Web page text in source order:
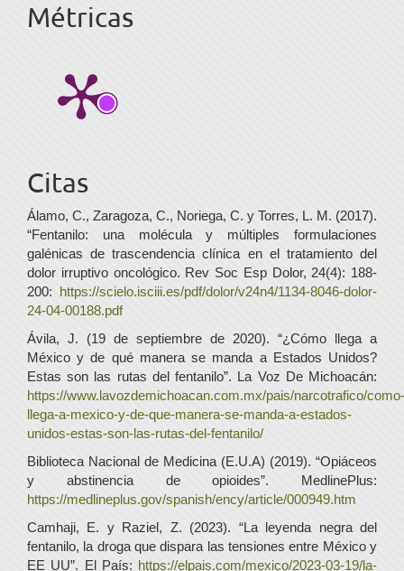
Métricas
Citas
Álamo, C., Zaragoza, C., Noriega, C. y Torres, L. M. (2017).
“Fentanilo: una molécula y múltiples formulaciones
galénicas de trascendencia clínica en el tratamiento del
dolor irruptivo oncológico. Rev Soc Esp Dolor, 24(4): 188-
200: https://scielo.isciii.es/pdf/dolor/v24n4/1134-8046-dolor-
24-04-00188.pdf
Ávila, J. (19 de septiembre de 2020). “¿Cómo llega a
México y de qué manera se manda a Estados Unidos?
Estas son las rutas del fentanilo”. La Voz De Michoacán:
https://www.lavozdemichoacan.com.mx/pais/narcotrafico/como-
llega-a-mexico-y-de-que-manera-se-manda-a-estados-
unidos-estas-son-las-rutas-del-fentanilo/
Biblioteca Nacional de Medicina (E.U.A) (2019). “Opiáceos
y abstinencia de opioides”. MedlinePlus:
https://medlineplus.gov/spanish/ency/article/000949.htm
Camhaji, E. y Raziel, Z. (2023). “La leyenda negra del
fentanilo, la droga que dispara las tensiones entre México y
EE UU”. El País: https://elpais.com/mexico/2023-03-19/la-